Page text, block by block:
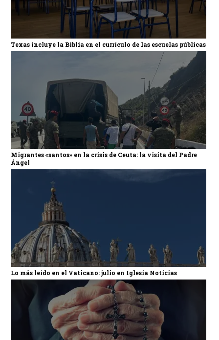
Texas incluye la Biblia en el currículo de las escuelas públicas
Migrantes «santos» en la crisis de Ceuta: la visita del Padre
Ángel
Lo más leído en el Vaticano: julio en Iglesia Noticias